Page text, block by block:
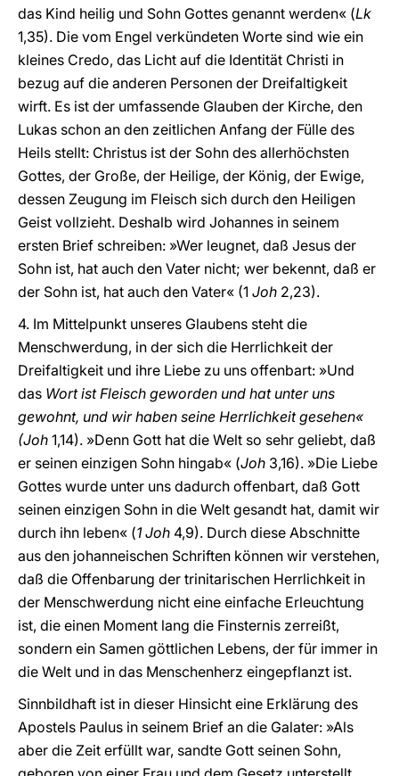
das Kind heilig und Sohn Gottes genannt werden« (Lk
1,35). Die vom Engel verkündeten Worte sind wie ein
kleines Credo, das Licht auf die Identität Christi in
bezug auf die anderen Personen der Dreifaltigkeit
wirft. Es ist der umfassende Glauben der Kirche, den
Lukas schon an den zeitlichen Anfang der Fülle des
Heils stellt: Christus ist der Sohn des allerhöchsten
Gottes, der Große, der Heilige, der König, der Ewige,
dessen Zeugung im Fleisch sich durch den Heiligen
Geist vollzieht. Deshalb wird Johannes in seinem
ersten Brief schreiben: »Wer leugnet, daß Jesus der
Sohn ist, hat auch den Vater nicht; wer bekennt, daß er
der Sohn ist, hat auch den Vater« (1 Joh 2,23).
4. Im Mittelpunkt unseres Glaubens steht die
Menschwerdung, in der sich die Herrlichkeit der
Dreifaltigkeit und ihre Liebe zu uns offenbart: »Und
das Wort ist Fleisch geworden und hat unter uns
gewohnt, und wir haben seine Herrlichkeit gesehen«
(Joh 1,14). »Denn Gott hat die Welt so sehr geliebt, daß
er seinen einzigen Sohn hingab« (Joh 3,16). »Die Liebe
Gottes wurde unter uns dadurch offenbart, daß Gott
seinen einzigen Sohn in die Welt gesandt hat, damit wir
durch ihn leben« (1 Joh 4,9). Durch diese Abschnitte
aus den johanneischen Schriften können wir verstehen,
daß die Offenbarung der trinitarischen Herrlichkeit in
der Menschwerdung nicht eine einfache Erleuchtung
ist, die einen Moment lang die Finsternis zerreißt,
sondern ein Samen göttlichen Lebens, der für immer in
die Welt und in das Menschenherz eingepflanzt ist.
Sinnbildhaft ist in dieser Hinsicht eine Erklärung des
Apostels Paulus in seinem Brief an die Galater: »Als
aber die Zeit erfüllt war, sandte Gott seinen Sohn,